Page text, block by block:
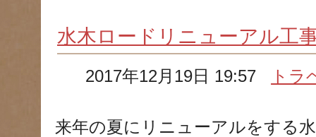
水木ロードリニューアル工
2017年12月19日 19:57 トラ
来年の夏にリニューアルをする